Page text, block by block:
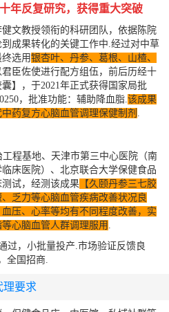
年反复研究，获得重大突破
文教授领衔的科研团队，依据陈院
成果转化的关键工作中.经过对中草
选用银杏叶、丹参、葛根、山楂、
臣佐使进行配方组伍，前后历经十
】，于2021年正式获得国家局批
，批准功能：辅助降血脂. 该成果
药复方心脑血管调理保健制剂
程基地、天津市第三中心医院（南
床医院）、北京联合大学保健食品
试，经测该成果 【久颐丹参三七胶
乏力等心脑血管疾病改善状况良
压、心率等均有不同程度改善，实
心脑血管人群调理服用
过，小批量投产.市场验证反馈良
全国招商.
理要求